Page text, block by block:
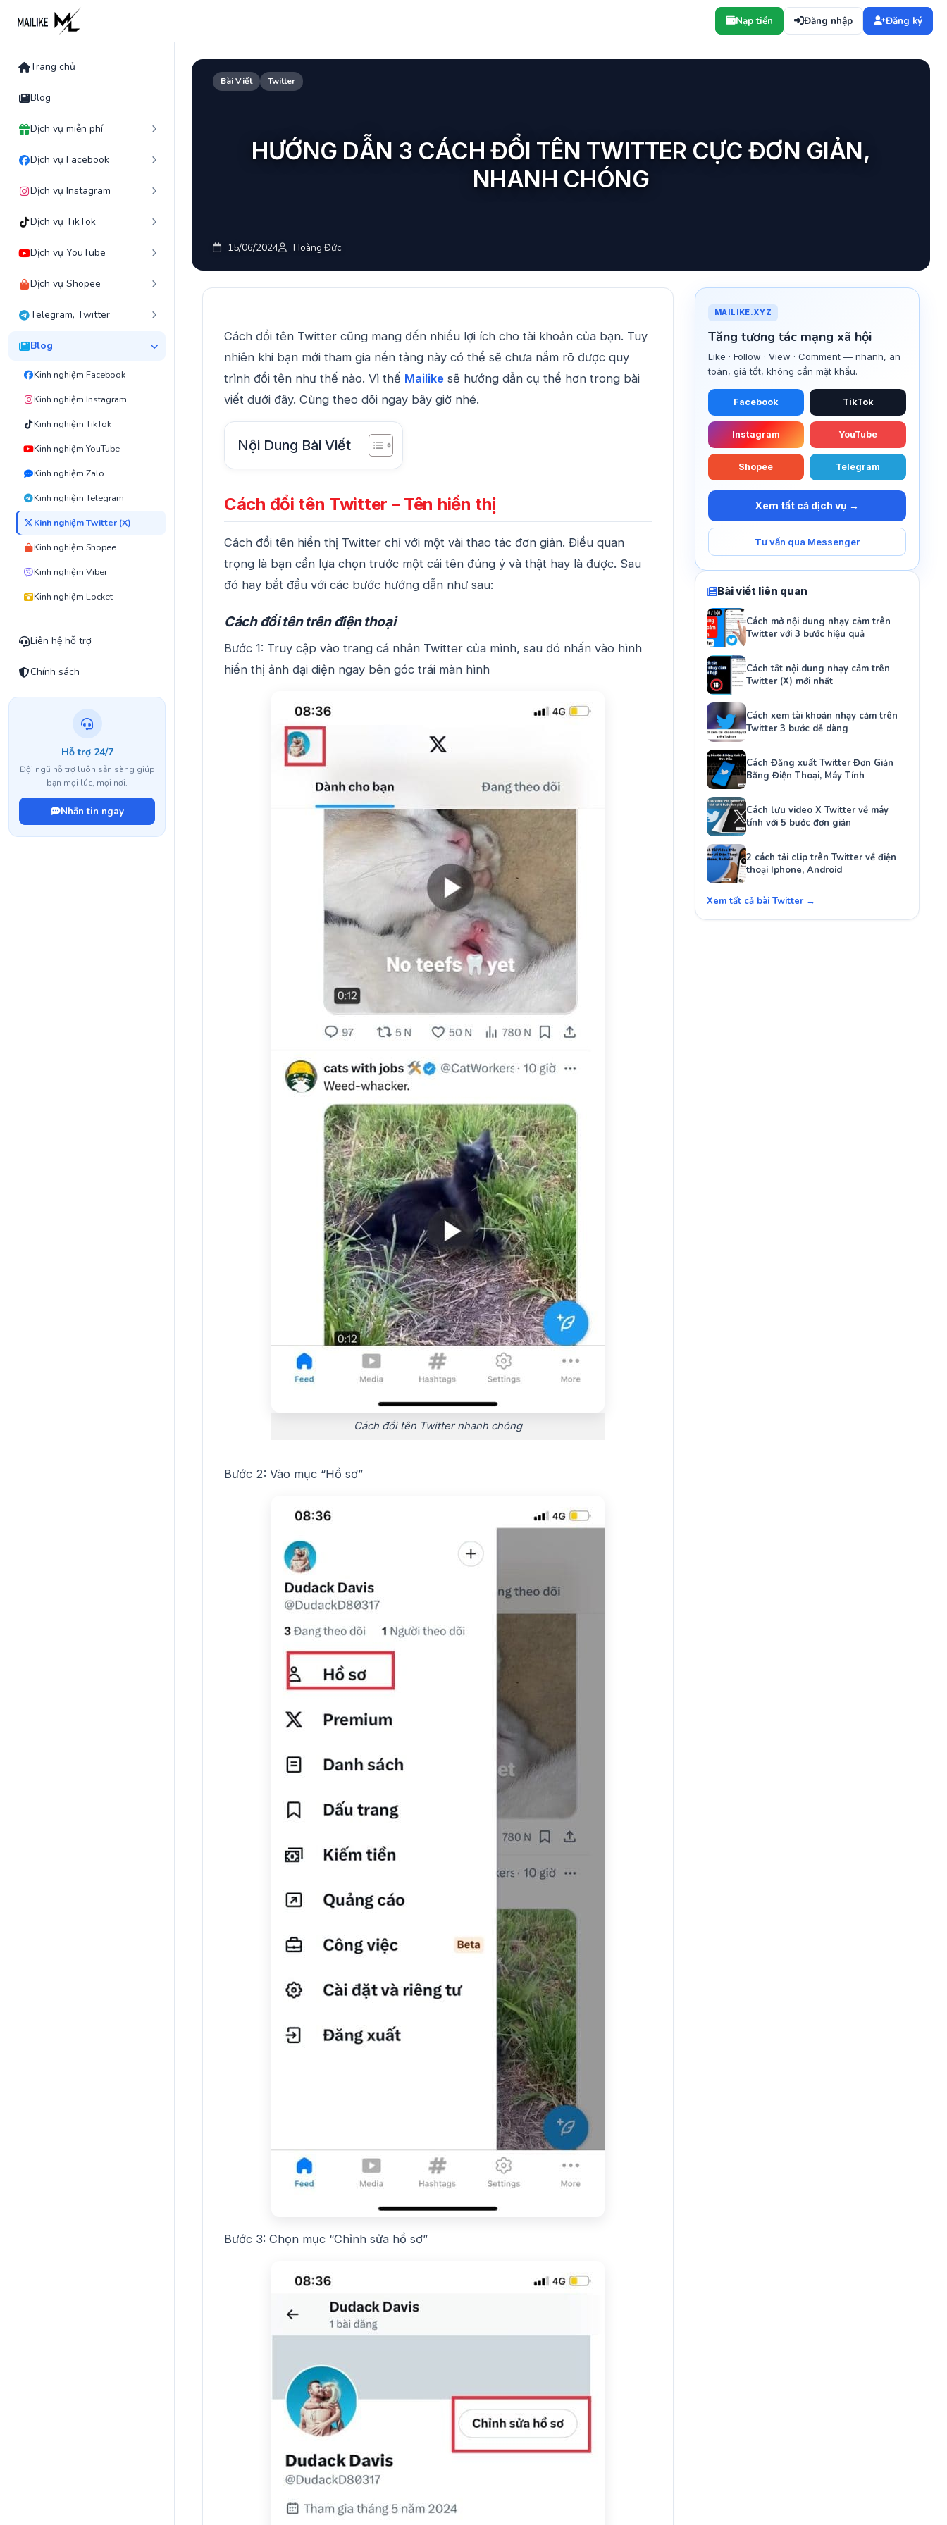
content
Nạp tiền Đăng nhập Đăng ký
Trang chủ
Blog
Dịch vụ miễn phí
Dịch vụ Facebook
Dịch vụ Instagram
Dịch vụ TikTok
Dịch vụ YouTube
Dịch vụ Shopee
Telegram, Twitter
Blog
Kinh nghiệm Facebook
Kinh nghiệm Instagram
Kinh nghiệm TikTok
Kinh nghiệm YouTube
Kinh nghiệm Zalo
Kinh nghiệm Telegram
Kinh nghiệm Twitter (X)
Kinh nghiệm Shopee
Kinh nghiệm Viber
Kinh nghiệm Locket
Liên hệ hỗ trợ
Chính sách
Hỗ trợ 24/7
Đội ngũ hỗ trợ luôn sẵn sàng giúp
bạn mọi lúc, mọi nơi.
Nhắn tin ngay
Bài Viết Twitter
HƯỚNG DẪN 3 CÁCH ĐỔI TÊN TWITTER CỰC ĐƠN GIẢN,
NHANH CHÓNG
15/06/2024 Hoàng Đức
Cách đổi tên Twitter cũng mang đến nhiều lợi ích cho tài khoản của bạn. Tuy
nhiên khi bạn mới tham gia nền tảng này có thể sẽ chưa nắm rõ được quy
trình đổi tên như thế nào. Vì thế Mailike sẽ hướng dẫn cụ thể hơn trong bài
viết dưới đây. Cùng theo dõi ngay bây giờ nhé.
Nội Dung Bài Viết
Cách đổi tên Twitter – Tên hiển thị
Cách đổi tên hiển thị Twitter chỉ với một vài thao tác đơn giản. Điều quan
trọng là bạn cần lựa chọn trước một cái tên đúng ý và thật hay là được. Sau
đó hay bắt đầu với các bước hướng dẫn như sau:
Cách đổi tên trên điện thoại
Bước 1: Truy cập vào trang cá nhân Twitter của mình, sau đó nhấn vào hình
hiển thị ảnh đại diện ngay bên góc trái màn hình
Cách đổi tên Twitter nhanh chóng
Bước 2: Vào mục “Hồ sơ”
Bước 3: Chọn mục “Chỉnh sửa hồ sơ”
MAILIKE.XYZ
Tăng tương tác mạng xã hội
Like · Follow · View · Comment — nhanh, an
toàn, giá tốt, không cần mật khẩu.
Facebook TikTok
Instagram YouTube
Shopee Telegram
Xem tất cả dịch vụ →
Tư vấn qua Messenger
Bài viết liên quan
Cách mở nội dung nhạy cảm trên
Twitter với 3 bước hiệu quả
Cách tắt nội dung nhạy cảm trên
Twitter (X) mới nhất
Cách xem tài khoản nhạy cảm trên
Twitter 3 bước dễ dàng
Cách Đăng xuất Twitter Đơn Giản
Bằng Điện Thoại, Máy Tính
Cách lưu video X Twitter về máy
tính với 5 bước đơn giản
2 cách tải clip trên Twitter về điện
thoại Iphone, Android
Xem tất cả bài Twitter →